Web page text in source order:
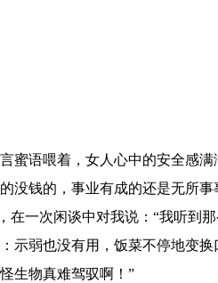
语喂着，女人心中的安全感满
没钱的，事业有成的还是无所
一次闲谈中对我说：“我听到
示弱也没有用，饭菜不停地变
生物真难驾驭啊！”